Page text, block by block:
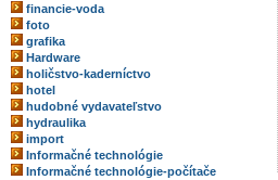
financie-voda
foto
grafika
Hardware
holičstvo-kaderníctvo
hotel
hudobné vydavateľstvo
hydraulika
import
Informačné technológie
Informačné technológie-počítače